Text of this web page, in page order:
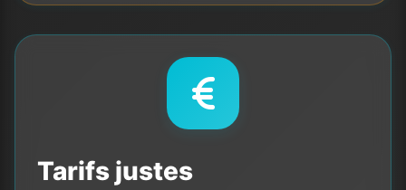
Tarifs justes